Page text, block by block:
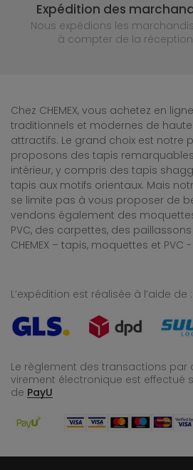
Expédition des
Nous expédions les
à compter de la
Chez CHEMEX, vous achetez en
traditionnels et modernes de
attractifs. Le grand choix est notre
proposons des tapis
intérieur, y compris des tapis
tapis aux motifs orientaux. Mais
se limite pas à vous proposer de
vendons également des
PVC, des carpettes, des
CHEMEX – tapis, moquettes et PVC
L’expédition est réalisée à l’aide de :
Le règlement des transactions
virement électronique est effectué
de PayU